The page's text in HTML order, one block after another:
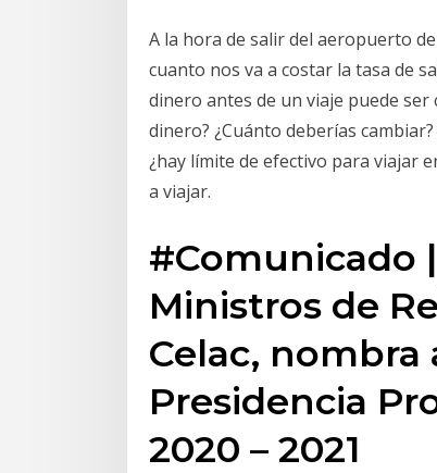
A la hora de salir del aeropuerto
cuanto nos va a costar la tasa de
dinero antes de un viaje puede ser
dinero? ¿Cuánto deberías
¿hay límite de efectivo para viajar
a viajar.
#Comunicado
Ministros de
Celac, nombra
Presidencia
2020 – 2021